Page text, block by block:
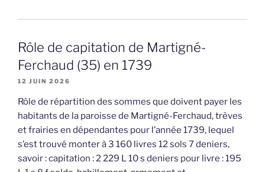
Rôle de capitation de Martigné-
Ferchaud (35) en 1739
12 JUIN 2026
Rôle de répartition des sommes que doivent payer les
habitants de la paroisse de Martigné-Ferchaud, trèves
et frairies en dépendantes pour l’année 1739, lequel
s’est trouvé monter à 3 160 livres 12 sols 7 deniers,
savoir : capitation : 2 229 L 10 s deniers pour livre : 195